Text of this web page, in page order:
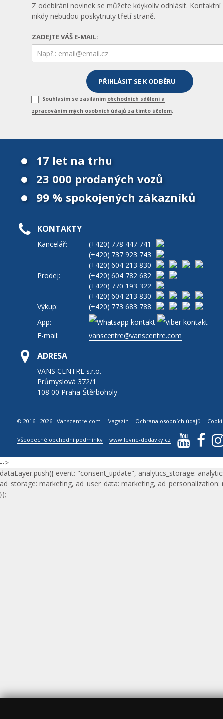
Z odebírání novinek se můžete kdykoliv odhlásit. Kontaktní
nikdy nebudou poskytnuty třetí straně.
ZADEJTE VÁŠ E-MAIL:
Souhlasím se zasíláním obchodních sdělení a
zpracováním mých osobních údajů za tímto účelem.
17 let na trhu
23 000 prodaných vozů
99 % spokojených zákazníků
KONTAKTY
Kancelář: (+420) 778 447 741
(+420) 737 923 743
(+420) 604 213 830
Prodej:
(+420) 604 782 682
(+420) 770 193 322
(+420) 604 213 830
Výkup:
(+420) 773 683 788
App:
E-mail:
vanscentre@vanscentre.com
ADRESA
VANS CENTRE s.r.o.
Průmyslová 372/1
108 00 Praha-Štěrboholy
© 2016 - 2026 Vanscentre.com | Magazín | Ochrana osobních údajů |
Všeobecné obchodní podmínky |www.levne-dodavky.cz
-->
dataLayer.push({ event: "consent_update", analytics_storage:
ad_storage: marketing, ad_user_data: marketing, ad_personalization:
});